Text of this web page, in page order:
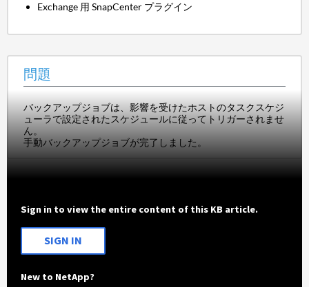
Exchange 用 SnapCenter プラグイン
問題
バックアップジョブは、影響を受けたホストのタスクスケジ
ューラで設定されたスケジュールに従ってトリガーされませ
ん。
手動バックアップジョブが完了しました。
Sign in to view the entire content of this KB article.
SIGN IN
New to NetApp?